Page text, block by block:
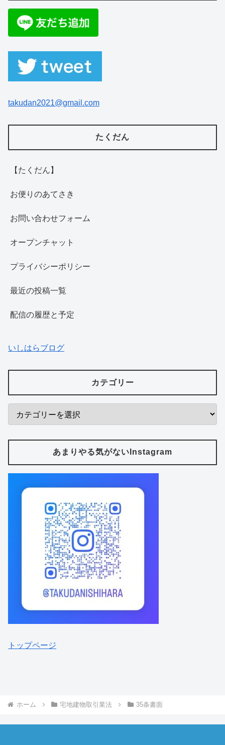
takudan2021@gmail.com
たくだん
【たくだん】
お便りのあてさき
お問い合わせフォーム
オープンチャット
プライバシーポリシー
最近の投稿一覧
配信の履歴と予定
いしはらブログ
カテゴリー
あまりやる気がないInstagram
トップページ
ホーム 宅地建物取引業法 35条書面